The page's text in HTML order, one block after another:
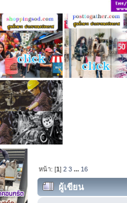
หน้า: [1]2 3 ... 16
ผู้เขียน